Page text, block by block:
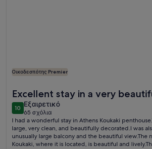
Οικοδεσπότης Premier
Excellent stay in a very
accommodation.
1010 στα 10
Εξαιρετικό
εξαιρετικό
65 σχόλια
(65
σχόλια)
I had a wonderful stay in Athens Koukaki
large, very clean, and beautifully decorated.I was
unusually large balcony and the beautiful view.The
Koukaki, where it is located, is beautiful and